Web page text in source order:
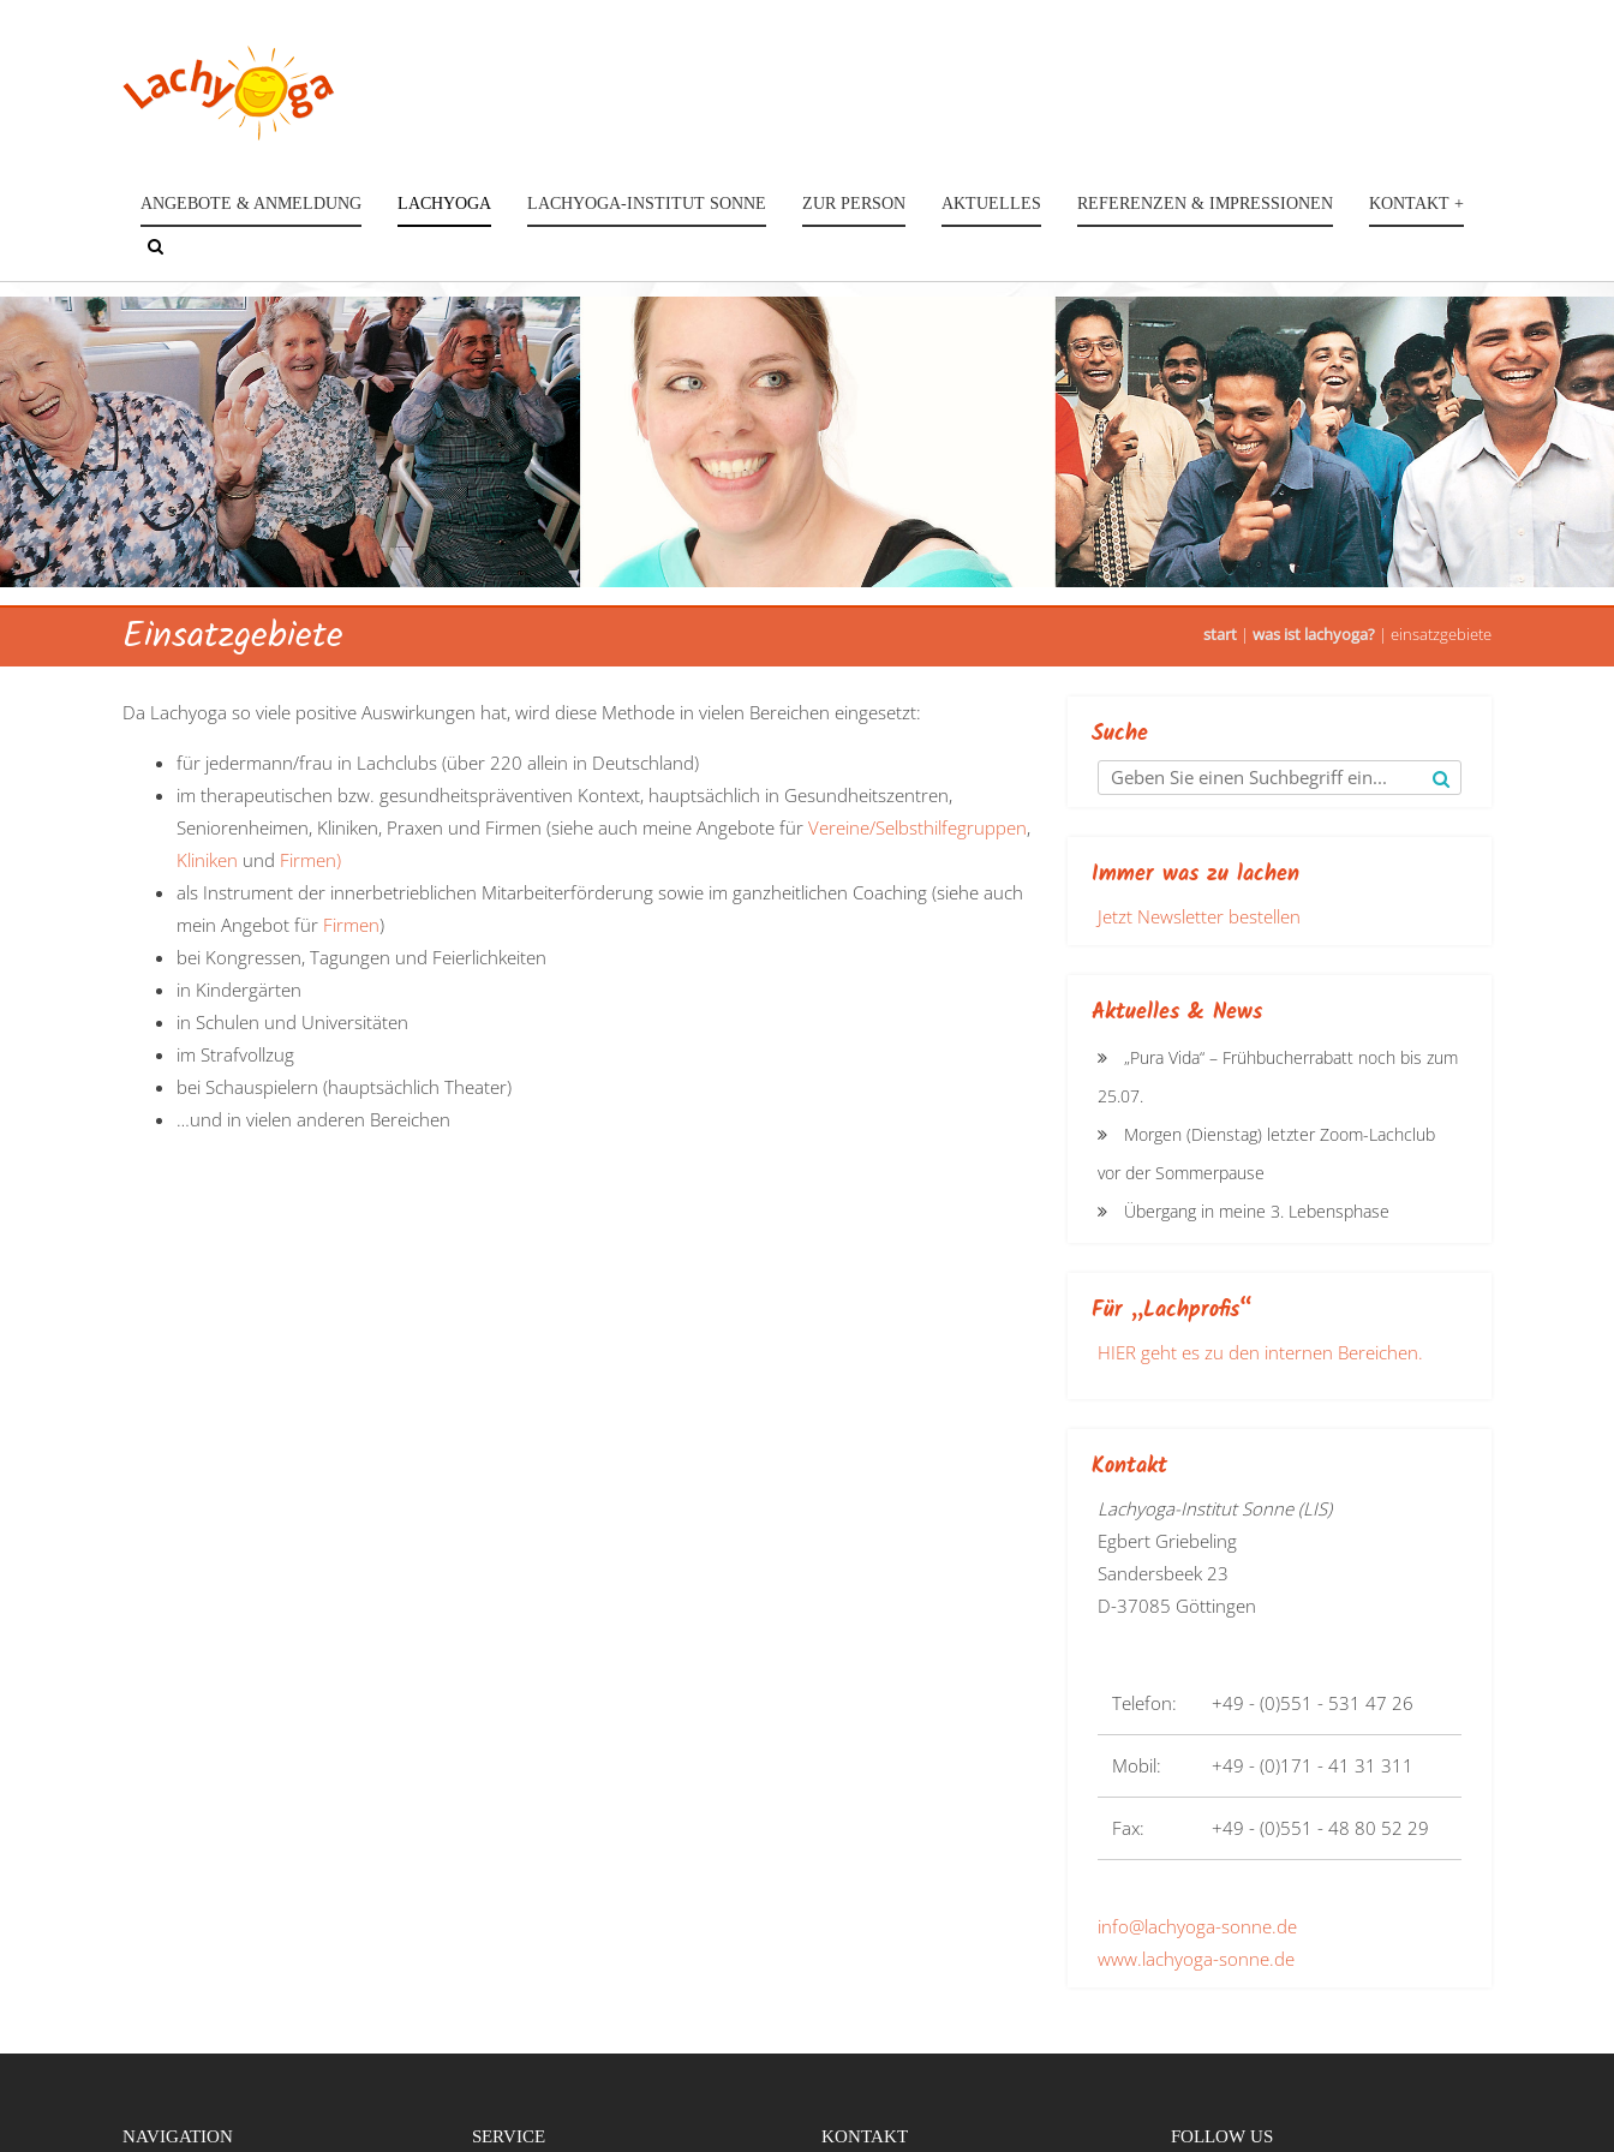
ANGEBOTE & ANMELDUNG LACHYOGA LACHYOGA-INSTITUT SONNE ZUR PERSON AKTUELLES REFERENZEN & IMPRESSIONEN KONTAKT +
Einsatzgebiete start | was ist lachyoga? | einsatzgebiete
Da Lachyoga so viele positive Auswirkungen hat, wird diese Methode in vielen Bereichen eingesetzt:
für jedermann/frau in Lachclubs (über 220 allein in Deutschland)
im therapeutischen bzw. gesundheitspräventiven Kontext, hauptsächlich in Gesundheitszentren,
Seniorenheimen, Kliniken, Praxen und Firmen (siehe auch meine Angebote für Vereine/Selbsthilfegruppen,
Kliniken und Firmen)
als Instrument der innerbetrieblichen Mitarbeiterförderung sowie im ganzheitlichen Coaching (siehe auch
mein Angebot für Firmen)
bei Kongressen, Tagungen und Feierlichkeiten
in Kindergärten
in Schulen und Universitäten
im Strafvollzug
bei Schauspielern (hauptsächlich Theater)
…und in vielen anderen Bereichen
Suche
Immer was zu lachen
Jetzt Newsletter bestellen
Aktuelles & News
„Pura Vida“ – Frühbucherrabatt noch bis zum
25.07.
Morgen (Dienstag) letzter Zoom-Lachclub
vor der Sommerpause
Übergang in meine 3. Lebensphase
Für „Lachprofis“
HIER geht es zu den internen Bereichen.
Kontakt
Lachyoga-Institut Sonne (LIS)
Egbert Griebeling
Sandersbeek 23
D-37085 Göttingen
Telefon: +49 - (0)551 - 531 47 26
Mobil: +49 - (0)171 - 41 31 311
Fax: +49 - (0)551 - 48 80 52 29
info@lachyoga-sonne.de
www.lachyoga-sonne.de
NAVIGATION SERVICE KONTAKT FOLLOW US